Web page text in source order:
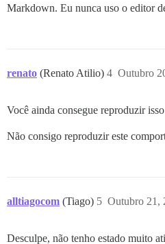
Markdown. Eu nunca uso o editor
renato (Renato Atilio) Outubro
4
Você ainda consegue reproduzir isso
Não consigo reproduzir este
alltiagocom (Tiago) Outubro 21,
5
Desculpe, não tenho estado muito